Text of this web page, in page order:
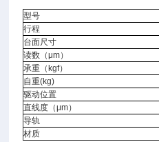
型号
行程
台面尺寸
读数（μm）
承重（kgf）
自重(kg)
驱动位置
直线度（μm）
导轨
材质